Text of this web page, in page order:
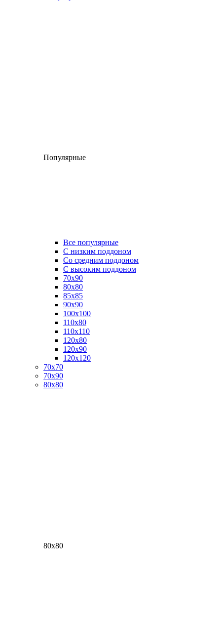
Популярные
Все популярные
C низким поддоном
Со средним поддоном
С высоким поддоном
70х90
80х80
85х85
90х90
100х100
110х80
110х110
120х80
120х90
120х120
70х70
70х90
80х80
80х80